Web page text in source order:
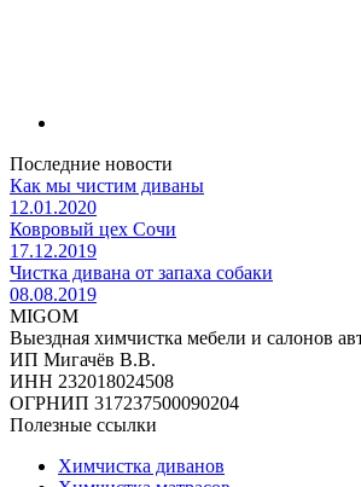
Последние новости
Как мы чистим диваны
12.01.2020
Ковровый цех Сочи
17.12.2019
Чистка дивана от запаха собаки
08.08.2019
MIGOM
Выездная химчистка мебели и салонов
ИП Мигачёв В.В.
ИНН 232018024508
ОГРНИП 317237500090204
Полезные ссылки
Химчистка диванов